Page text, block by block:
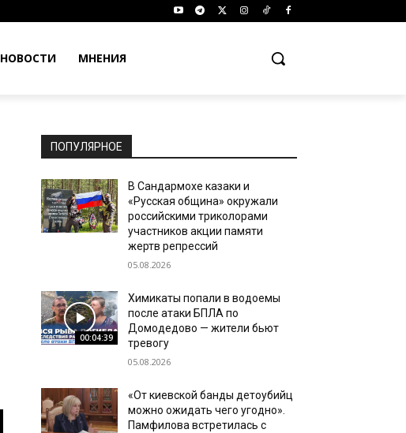
НОВОСТИ МНЕНИЯ
ПОПУЛЯРНОЕ
В Сандармохе казаки и
«Русская община» окружали
российскими триколорами
участников акции памяти
жертв репрессий
05.08.2026
00:04:39
Химикаты попали в водоемы
после атаки БПЛА по
Домодедово — жители бьют
тревогу
05.08.2026
«От киевской банды детоубийц
можно ожидать чего угодно».
Памфилова встретилась с